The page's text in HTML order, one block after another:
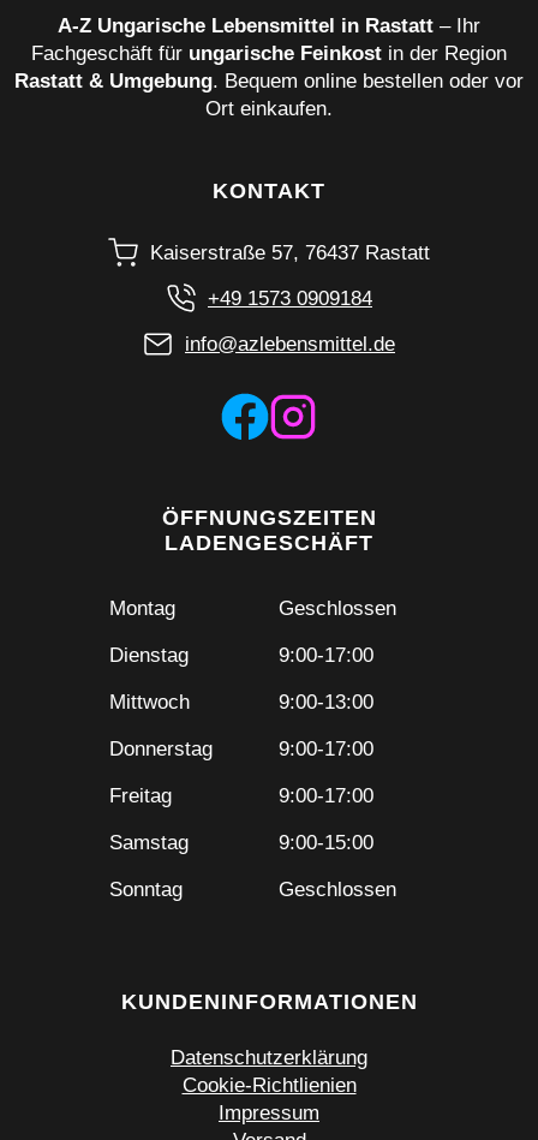
A‑Z Ungarische Lebensmittel in Rastatt – Ihr
Fachgeschäft für ungarische Feinkost in der Region
Rastatt & Umgebung. Bequem online bestellen oder vor
Ort einkaufen.
KONTAKT
Kaiserstraße 57, 76437 Rastatt
+49 1573 0909184
info@azlebensmittel.de
ÖFFNUNGSZEITEN
LADENGESCHÄFT
Montag Geschlossen
Dienstag 9:00-17:00
Mittwoch 9:00-13:00
Donnerstag 9:00-17:00
Freitag 9:00-17:00
Samstag 9:00-15:00
Sonntag Geschlossen
KUNDENINFORMATIONEN
Datenschutzerklärung
Cookie-Richtlienien
Impressum